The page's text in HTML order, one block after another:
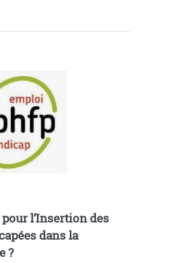
l’Insertion des
dans la
?